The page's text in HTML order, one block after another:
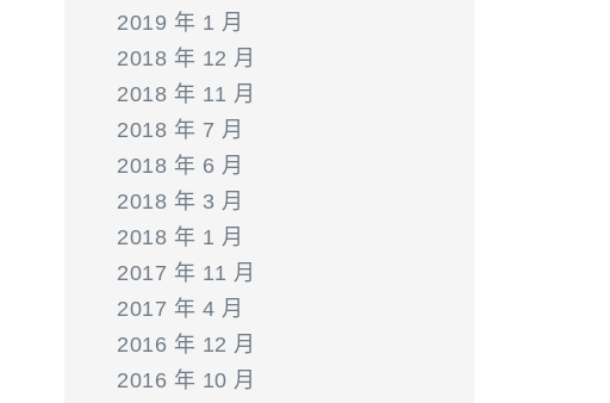
2019 年 1 月
2018 年 12 月
2018 年 11 月
2018 年 7 月
2018 年 6 月
2018 年 3 月
2018 年 1 月
2017 年 11 月
2017 年 4 月
2016 年 12 月
2016 年 10 月